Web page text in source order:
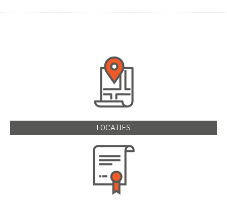
LOCATIES